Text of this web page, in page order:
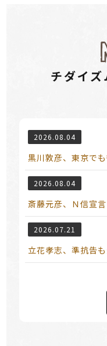
チダイズ
2026.08.04
黒川敦彦、東京で
2026.08.04
斎藤元彦、Ｎ信宣言
2026.07.21
立花孝志、準抗告